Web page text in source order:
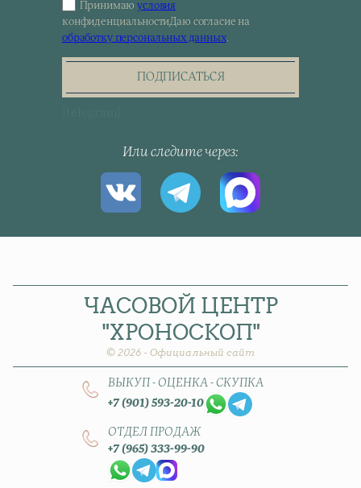
Sign
up
for
the
Принимаюусловия
конфиденциальностиДаю согласие на
обработку персональных данных.
ПОДПИСАТЬСЯ
Или следите через
ЧАСОВОЙ ЦЕНТР
"ХРОНОСКОП"
© 2026 - Официальный сайт
ВЫКУП - ОЦЕНКА - СКУПКА
+7 (901) 593-20-10
ОТДЕЛ ПРОДАЖ
+7 (965) 333-99-90